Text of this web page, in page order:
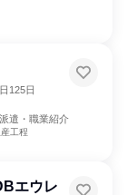
125日
遣・職業紹介
工程
エウレ